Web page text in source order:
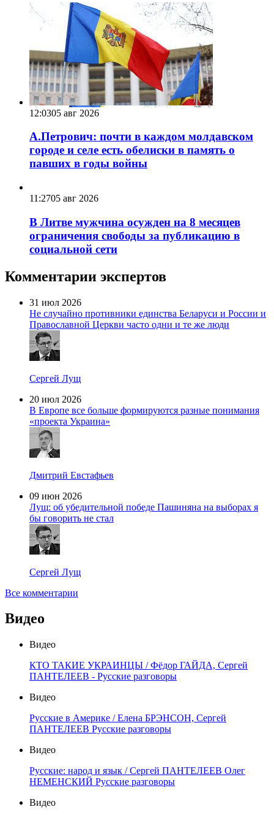
12:0305 авг 2026
А.Петрович: почти в каждом молдавском
городе и селе есть обелиски в память о
павших в годы войны
11:2705 авг 2026
В Литве мужчина осужден на 8 месяцев
ограничения свободы за публикацию в
социальной сети
Комментарии экспертов
31 июл 2026
Не случайно противники единства Беларуси и России и
Православной Церкви часто одни и те же люди
Сергей Лущ
20 июл 2026
В Европе все больше формируются разные понимания
«проекта Украина»
Дмитрий Евстафьев
09 июн 2026
Лущ: об убедительной победе Пашиняна на выборах я
бы говорить не стал
Сергей Лущ
Все комментарии
Видео
Видео
КТО ТАКИЕ УКРАИНЦЫ / Фёдор ГАЙДА, Сергей
ПАНТЕЛЕЕВ - Русские разговоры
Видео
Русские в Америке / Елена БРЭНСОН, Сергей
ПАНТЕЛЕЕВ Русские разговоры
Видео
Русские: народ и язык / Сергей ПАНТЕЛЕЕВ Олег
НЕМЕНСКИЙ Русские разговоры
Видео